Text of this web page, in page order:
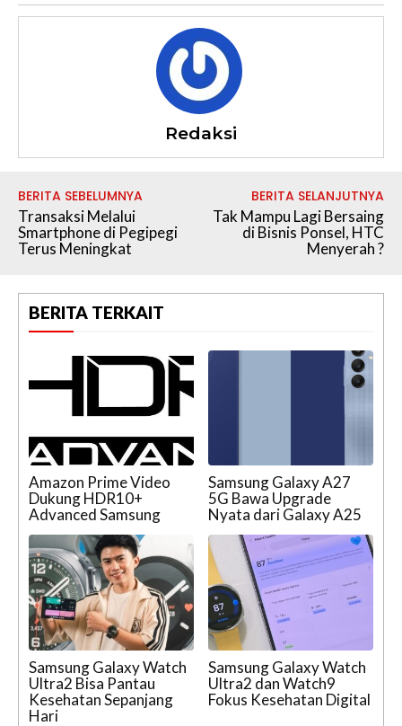
Redaksi
BERITA SEBELUMNYA
Transaksi Melalui
Smartphone di Pegipegi
Terus Meningkat
BERITA SELANJUTNYA
Tak Mampu Lagi Bersaing
di Bisnis Ponsel, HTC
Menyerah ?
BERITA TERKAIT
Amazon Prime Video
Dukung HDR10+
Advanced Samsung
Samsung Galaxy A27
5G Bawa Upgrade
Nyata dari Galaxy A25
Samsung Galaxy Watch
Ultra2 Bisa Pantau
Kesehatan Sepanjang
Hari
Samsung Galaxy Watch
Ultra2 dan Watch9
Fokus Kesehatan Digital